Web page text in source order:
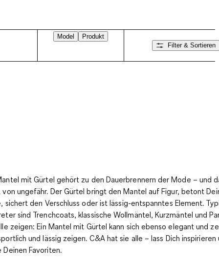
Model
Produkt
Filter & Sortieren
mit Gürtel gehört zu den Dauerbrennern der Mode – und
von ungefähr. Der Gürtel bringt den Mantel auf Figur, betont
sichert den Verschluss oder ist lässig-entspanntes Element.
sind Trenchcoats, klassische Wollmäntel, Kurzmäntel und
zeigen: Ein Mantel mit Gürtel kann sich ebenso elegant und
und lässig zeigen. C&A hat sie alle – lass Dich inspirieren
Deinen Favoriten.